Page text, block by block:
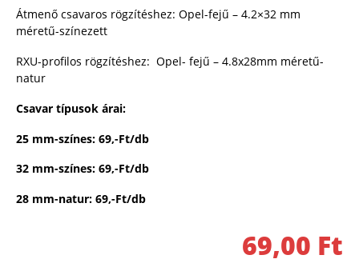
Átmenő csavaros rögzítéshez: Opel-fejű – 4.2×32 mm
méretű-színezett
RXU-profilos rögzítéshez: Opel- fejű – 4.8x28mm méretű-
natur
Csavar típusok árai:
25 mm-színes: 69,-Ft/db
32 mm-színes: 69,-Ft/db
28 mm-natur: 69,-Ft/db
69,00 Ft